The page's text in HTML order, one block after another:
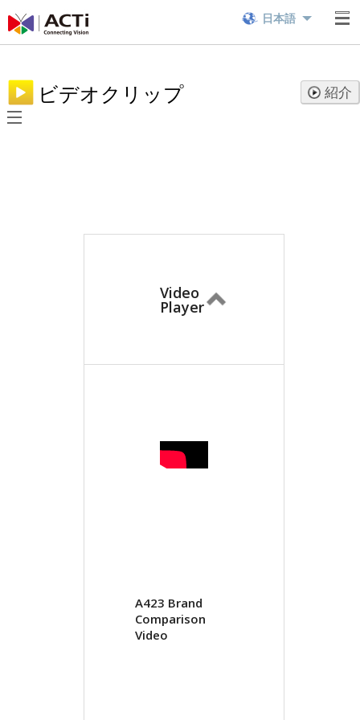
日本語
ビデオクリップ 紹介
Video
Player
A423 Brand
Comparison
Video